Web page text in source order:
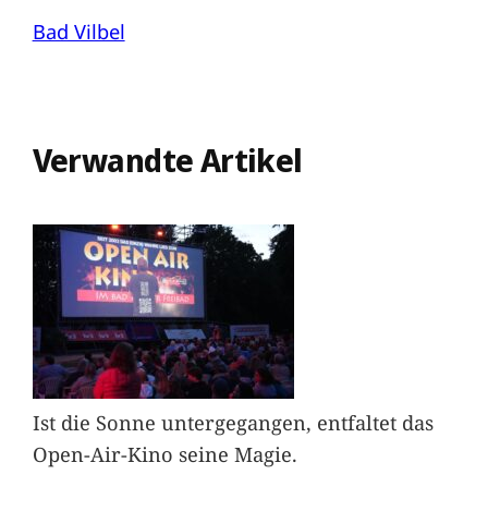
Bad Vilbel
Verwandte Artikel
Ist die Sonne untergegangen, entfaltet das
Open-Air-Kino seine Magie.